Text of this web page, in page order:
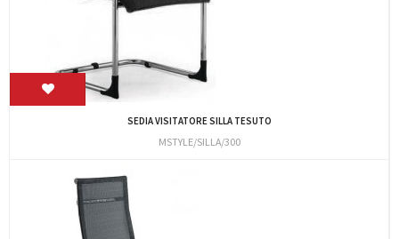
SEDIA VISITATORE SILLA TESUTO
MSTYLE/SILLA/300